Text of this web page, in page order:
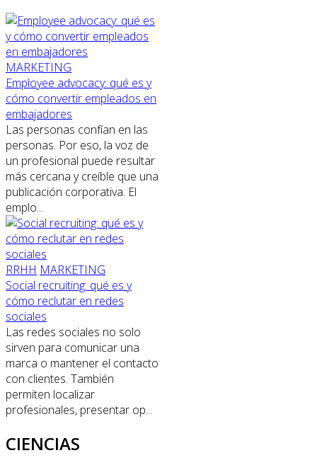
MARKETING
Employee advocacy: qué es y
cómo convertir empleados en
embajadores
Las personas confían en las
personas. Por eso, la voz de
un profesional puede resultar
más cercana y creíble que una
publicación corporativa. El
emplo...
RRHH MARKETING
Social recruiting: qué es y
cómo reclutar en redes
sociales
Las redes sociales no solo
sirven para comunicar una
marca o mantener el contacto
con clientes. También
permiten localizar
profesionales, presentar op...
CIENCIAS